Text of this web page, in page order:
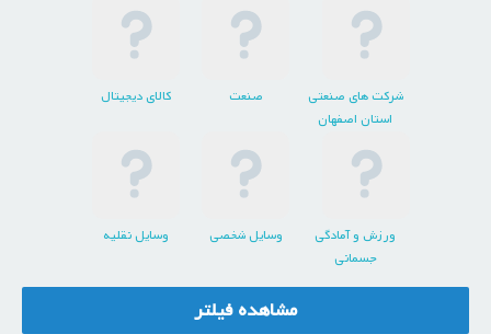
شرکت های صنعتی
استان اصفهان
صنعت کالای دیجیتال
ورزش و آمادگی
جسمانی
وسایل شخصی وسایل نقلیه
مشاهده فیلتر